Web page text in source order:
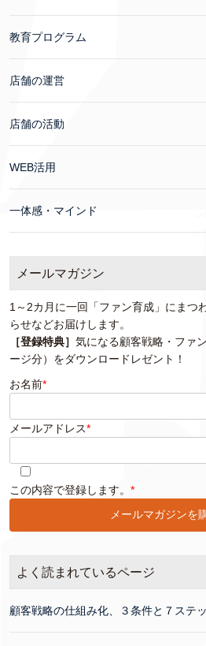
教育プログラム
店舗の運営
店舗の活動
WEB活用
一体感・マインド
メールマガジン
1～2カ月に一回「ファン育成」にまつ
らせなどお届けします。
［登録特典］ 気になる顧客戦略・ファ
ージ分）をダウンロードレゼント！
お名前*
メールアドレス*
このフィールドは空のままにしてくださ
この内容で登録します。 *
よく読まれているページ
顧客戦略の仕組み化、３条件と７ステ